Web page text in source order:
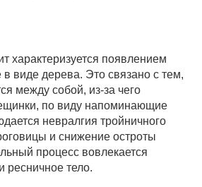
характеризуется появлением
в виде дерева. Это связано с тем,
между собой, из-за чего
по виду напоминающие
невралгия тройничного
и снижение остроты
процесс вовлекается
ресничное тело.